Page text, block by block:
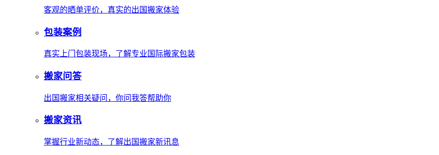
客观的晒单评价，真实的出国搬家体验
包装案例
真实上门包装现场，了解专业国际搬家包装
搬家问答
出国搬家相关疑问，你问我答帮助你
搬家资讯
掌握行业新动态，了解出国搬家新讯息